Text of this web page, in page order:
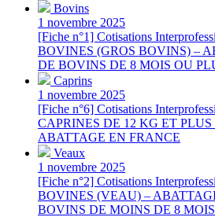
Bovins
1 novembre 2025
[Fiche n°1] Cotisations
BOVINES (GROS BOVINS) –
DE BOVINS DE 8 MOIS OU
Caprins
1 novembre 2025
[Fiche n°6] Cotisations
CAPRINES DE 12 KG ET
ABATTAGE EN FRANCE
Veaux
1 novembre 2025
[Fiche n°2] Cotisations
BOVINES (VEAU) –
BOVINS DE MOINS DE 8 MOIS